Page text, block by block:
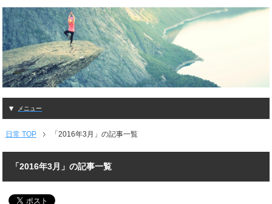
メニュー
日常 TOP 「2016年3月」の記事一覧
「2016年3月」の記事一覧